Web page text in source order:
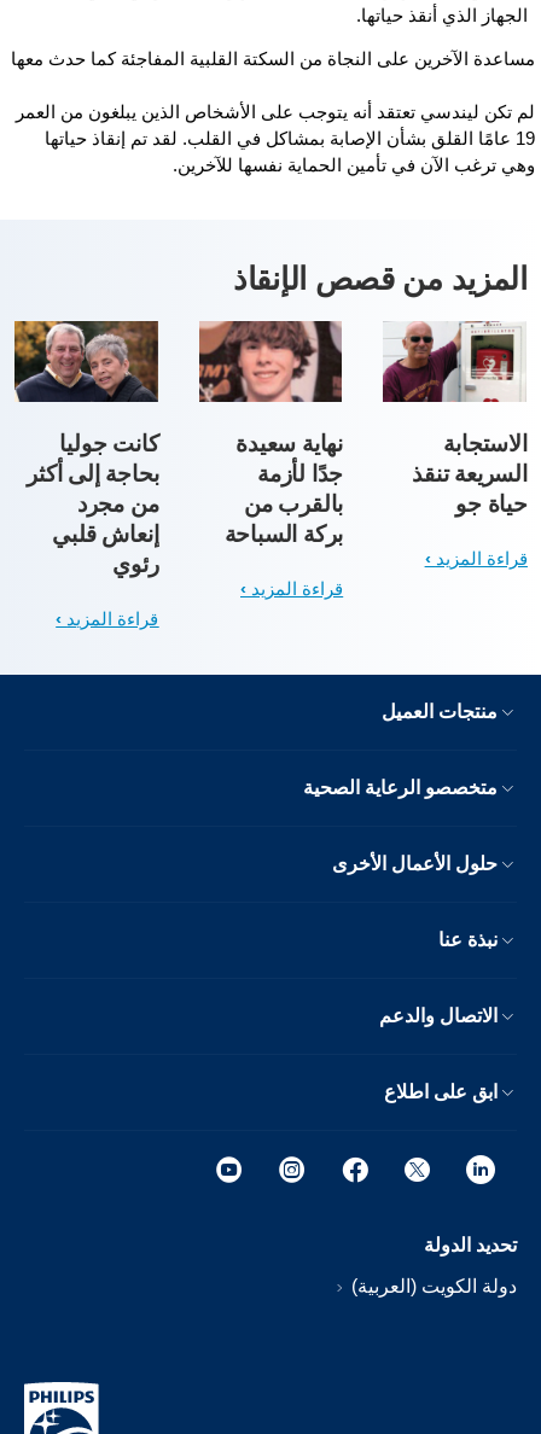
الجهاز الذي أنقذ حياتها.
الآخرين على النجاة من السكتة القلبية المفاجئة كما حدث معها
تكن ليندسي تعتقد أنه يتوجب على الأشخاص الذين يبلغون من العمر
19 عامًا القلق بشأن الإصابة بمشاكل في القلب. لقد تم إنقاذ حياتها
ترغب الآن في تأمين الحماية نفسها للآخرين.
المزيد من قصص الإنقاذ
كانت جوليا
بحاجة إلى أكثر
من مجرد
إنعاش قلبي
رئوي
قراءة المزيد
نهاية سعيدة
جدًا لأزمة
بالقرب من
بركة السباحة
قراءة المزيد
الاستجابة
السريعة تنقذ
حياة جو
قراءة المزيد
منتجات العميل
متخصصو الرعاية الصحية
حلول الأعمال الأخرى
نبذة عنا
الاتصال والدعم
ابق على اطلاع
تحديد الدولة
دولة الكويت (العربية)